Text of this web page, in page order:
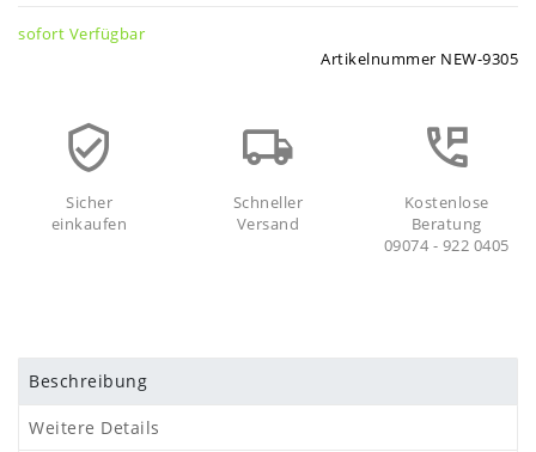
sofort Verfügbar
Artikelnummer NEW-9305
Sicher
einkaufen
Schneller
Versand
Kostenlose
Beratung
09074 - 922 0405
Beschreibung
Weitere Details